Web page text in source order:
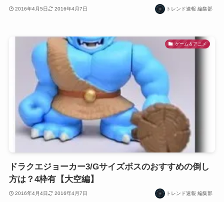
2016年4月5日 2016年4月7日 トレンド速報 編集部
ゲーム＆アニメ
ドラクエジョーカー3/Gサイズボスのおすすめの倒し
方は？4枠有【大空編】
2016年4月4日 2016年4月7日 トレンド速報 編集部